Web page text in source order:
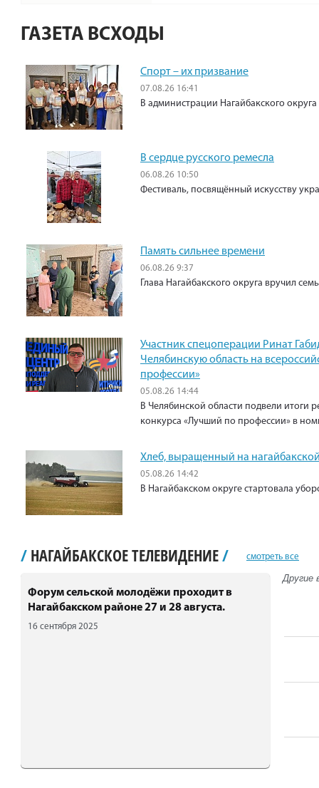
ГАЗЕТА ВСХОДЫ
Спорт – их призвание
07.08.26 16:41
В администрации Нагайбакского
В сердце русского ремесла
06.08.26 10:50
Фестиваль, посвящённый искусству
Память сильнее времени
06.08.26 9:37
Глава Нагайбакского округа вручил
Участник спецоперации Ринат
Челябинскую область на
профессии»
05.08.26 14:44
В Челябинской области подвели итоги
конкурса «Лучший по профессии» в
Хлеб, выращенный на
05.08.26 14:42
В Нагайбакском округе стартовала
/ НАГАЙБАКСКОЕ ТЕЛЕВИДЕНИЕ/ смотреть все
Форум сельской молодёжи проходит в
Нагайбакском районе 27 и 28 августа.
16 сентября 2025
Другие